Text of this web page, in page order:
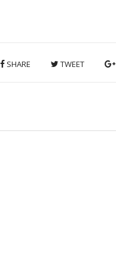
SHARE TWEET